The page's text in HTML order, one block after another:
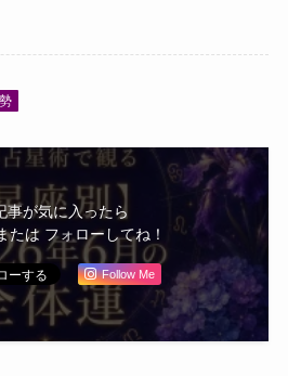
事が気に入ったら
たは フォローしてね！
Follow Me